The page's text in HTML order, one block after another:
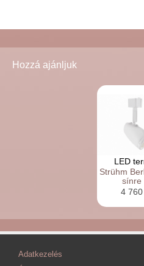
Hozzá ajánljuk
LED
Strühm
sínre
4
Adatkezelés